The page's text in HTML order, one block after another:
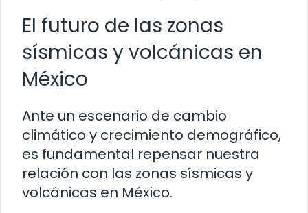
El futuro de las zonas
sísmicas y volcánicas en
México
Ante un escenario de cambio
climático y crecimiento demográfico,
es fundamental repensar nuestra
relación con las zonas sísmicas y
volcánicas en México.